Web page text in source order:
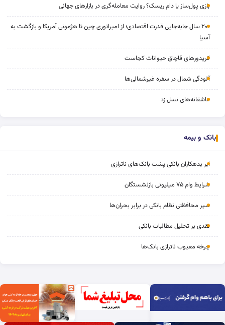
بازی پول‌ساز یا دام ریسک؟ روایت معامله‌گری در بازارهای جهانی
۲۰۰ سال جابه‌جایی قدرت اقتصادی؛ از امپراتوری چین تا هژمونی آمریکا و بازگشت به
آسیا
کریدورهای قاچاق حیوانات کجاست
آلودگی شمال در سفره غیرشمالی‌ها
عاشقانه‌های نسل زد
بانک و بیمه
ابر بدهکاران بانکی پشت بانک‌های ناترازی
شرایط وام ۷۵ میلیونی بازنشستگان
سپر محافظتی نظام بانکی در برابر بحران‌ها
نقدی بر تحلیل مطالبات بانکی
چرخه‌ معیوب ناترازی بانک‌ها